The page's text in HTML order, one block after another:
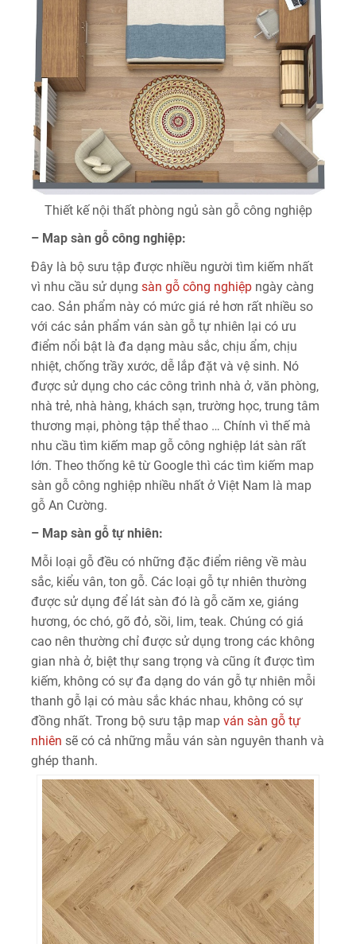
Thiết kế nội thất phòng ngủ sàn gỗ công nghiệp
– Map sàn gỗ công nghiệp:
Đây là bộ sưu tập được nhiều người tìm kiếm nhất
vì nhu cầu sử dụng sàn gỗ công nghiệp ngày càng
cao. Sản phẩm này có mức giá rẻ hơn rất nhiều so
với các sản phẩm ván sàn gỗ tự nhiên lại có ưu
điểm nổi bật là đa dạng màu sắc, chịu ẩm, chịu
nhiệt, chống trầy xước, dễ lắp đặt và vệ sinh. Nó
được sử dụng cho các công trình nhà ở, văn phòng,
nhà trẻ, nhà hàng, khách sạn, trường học, trung tâm
thương mại, phòng tập thể thao … Chính vì thế mà
nhu cầu tìm kiếm map gỗ công nghiệp lát sàn rất
lớn. Theo thống kê từ Google thì các tìm kiếm map
sàn gỗ công nghiệp nhiều nhất ở Việt Nam là map
gỗ An Cường.
– Map sàn gỗ tự nhiên:
Mỗi loại gỗ đều có những đặc điểm riêng về màu
sắc, kiểu vân, ton gỗ. Các loại gỗ tự nhiên thường
được sử dụng để lát sàn đó là gỗ căm xe, giáng
hương, óc chó, gõ đỏ, sồi, lim, teak. Chúng có giá
cao nên thường chỉ được sử dụng trong các không
gian nhà ở, biệt thự sang trọng và cũng ít được tìm
kiếm, không có sự đa dạng do ván gỗ tự nhiên mỗi
thanh gỗ lại có màu sắc khác nhau, không có sự
đồng nhất. Trong bộ sưu tập map ván sàn gỗ tự
nhiên sẽ có cả những mẫu ván sàn nguyên thanh và
ghép thanh.